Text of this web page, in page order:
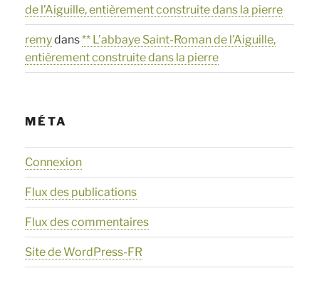
de l’Aiguille, entièrement construite dans la pierre
remydans** L’abbaye Saint-Roman de l’Aiguille,
entièrement construite dans la pierre
MÉTA
Connexion
Flux des publications
Flux des commentaires
Site de WordPress-FR